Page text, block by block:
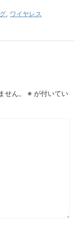
, ワイヤレス
ん。 ※ が付いてい